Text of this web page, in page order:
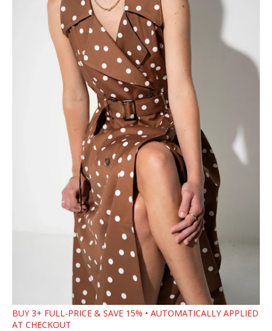
BUY 3+ FULL-PRICE & SAVE 15% • AUTOMATICALLY APPLIED
AT CHECKOUT